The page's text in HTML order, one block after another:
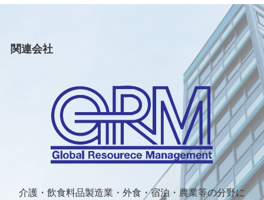
ー
レ
関連会社
介護・飲食料品製造業・外食・宿泊・農業等の分野に